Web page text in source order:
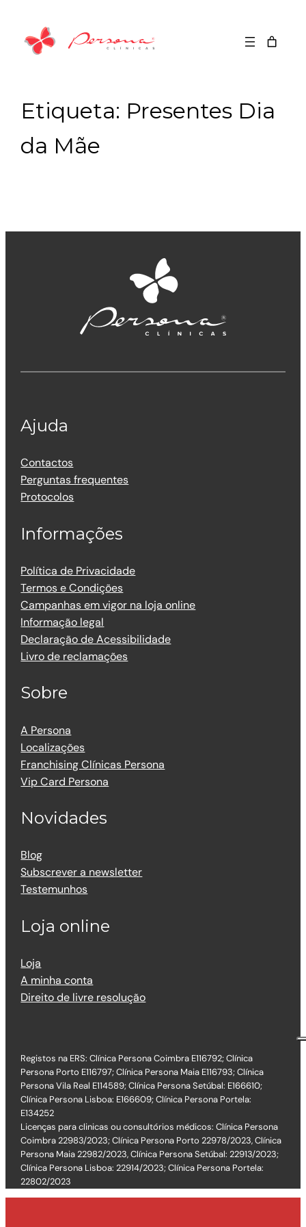
Etiqueta: Presentes Dia
da Mãe
Ajuda
Contactos
Perguntas frequentes
Protocolos
Informações
Política de Privacidade
Termos e Condições
Campanhas em vigor na loja online
Informação legal
Declaração de Acessibilidade
Livro de reclamações
Sobre
A Persona
Localizações
Franchising Clínicas Persona
Vip Card Persona
Novidades
Blog
Subscrever a newsletter
Testemunhos
Loja online
Loja
A minha conta
Direito de livre resolução
Registos na ERS: Clínica Persona Coimbra E116792; Clínica
Persona Porto E116797; Clínica Persona Maia E116793; Clínica
Persona Vila Real E114589; Clínica Persona Setúbal: E166610;
Clínica Persona Lisboa: E166609; Clínica Persona Portela:
E134252
Licenças para clinicas ou consultórios médicos: Clínica Persona
Coimbra 22983/2023; Clínica Persona Porto 22978/2023, Clínica
Persona Maia 22982/2023, Clínica Persona Setúbal: 22913/2023;
Clínica Persona Lisboa: 22914/2023; Clínica Persona Portela:
22802/2023